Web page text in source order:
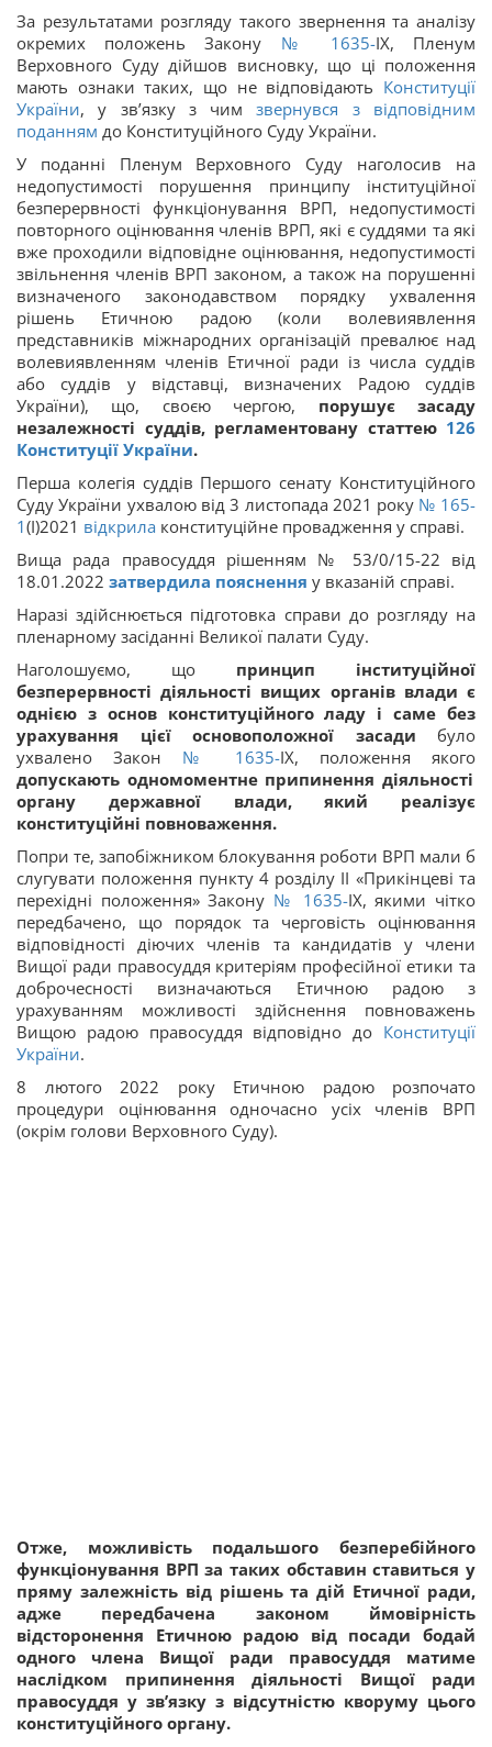
За результатами розгляду такого звернення та аналізу
окремих положень Закону № 1635-IX, Пленум
Верховного Суду дійшов висновку, що ці положення
мають ознаки таких, що не відповідають Конституції
України, у зв’язку з чимзвернувся з відповідним
поданням до Конституційного Суду України.
У поданні Пленум Верховного Суду наголосив на
недопустимості порушення принципу інституційної
безперервності функціонування ВРП, недопустимості
повторного оцінювання членів ВРП, які є суддями та які
вже проходили відповідне оцінювання, недопустимості
звільнення членів ВРП законом, а також на порушенні
визначеного законодавством порядку ухвалення
рішень Етичною радою (коли волевиявлення
представників міжнародних організацій превалює над
волевиявленням членів Етичної ради із числа суддів
або суддів у відставці, визначених Радою суддів
України), що, своєю чергою, порушує засаду
незалежності суддів, регламентовану статтею126
Конституції України.
Перша колегія суддів Першого сенату Конституційного
Суду України ухвалою від 3 листопада 2021 року № 165-
1(I)2021 відкрила конституційне провадження у справі.
Вища рада правосуддя рішенням № 53/0/15-22 від
18.01.2022 затвердила пояснення у вказаній справі.
Наразі здійснюється підготовка справи до розгляду на
пленарному засіданні Великої палати Суду.
Наголошуємо, що принцип інституційної
безперервності діяльності вищих органів влади є
однією з основ конституційного ладу і саме без
урахування цієї основоположної засади було
ухвалено Закон № 1635-IX, положення якого
допускають одномоментне припинення діяльності
органу державної влади, який реалізує
конституційні повноваження.
Попри те, запобіжником блокування роботи ВРП мали б
слугувати положення пункту 4 розділу ІІ «Прикінцеві та
перехідні положення» Закону № 1635-IX, якими чітко
передбачено, що порядок та черговість оцінювання
відповідності діючих членів та кандидатів у члени
Вищої ради правосуддя критеріям професійної етики та
доброчесності визначаються Етичною радою з
урахуванням можливості здійснення повноважень
Вищою радою правосуддя відповідно до Конституції
України.
8 лютого 2022 року Етичною радою розпочато
процедури оцінювання одночасно усіх членів ВРП
(окрім голови Верховного Суду).
Отже, можливість подальшого безперебійного
функціонування ВРП за таких обставин ставиться у
пряму залежність від рішень та дій Етичної ради,
адже передбачена законом ймовірність
відсторонення Етичною радою від посади бодай
одного члена Вищої ради правосуддя матиме
наслідком припинення діяльності Вищої ради
правосуддя у зв’язку з відсутністю кворуму цього
конституційного органу.